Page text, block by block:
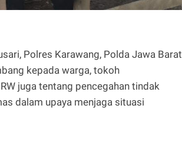
Polres Karawang, Polda Jawa Barat
kepada warga, tokoh
juga tentang pencegahan tindak
dalam upaya menjaga situasi